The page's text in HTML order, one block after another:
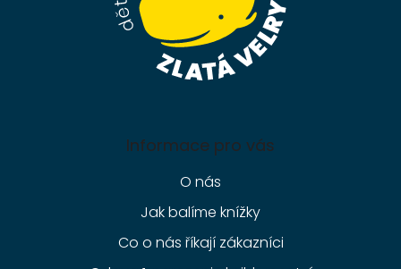
Informace pro vás
O nás
Jak balíme knížky
Co o nás říkají zákazníci